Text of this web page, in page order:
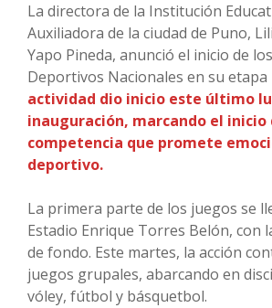
La directora de la Institución
Auxiliadora de la ciudad de Puno,
Yapo Pineda, anunció el inicio de
Deportivos Nacionales en su etapa
actividad dio inicio este último
inauguración, marcando el inicio
competencia que promete
deportivo.
La primera parte de los juegos se
Estadio Enrique Torres Belón, con
de fondo. Este martes, la acción
juegos grupales, abarcando en
vóley, fútbol y básquetbol.